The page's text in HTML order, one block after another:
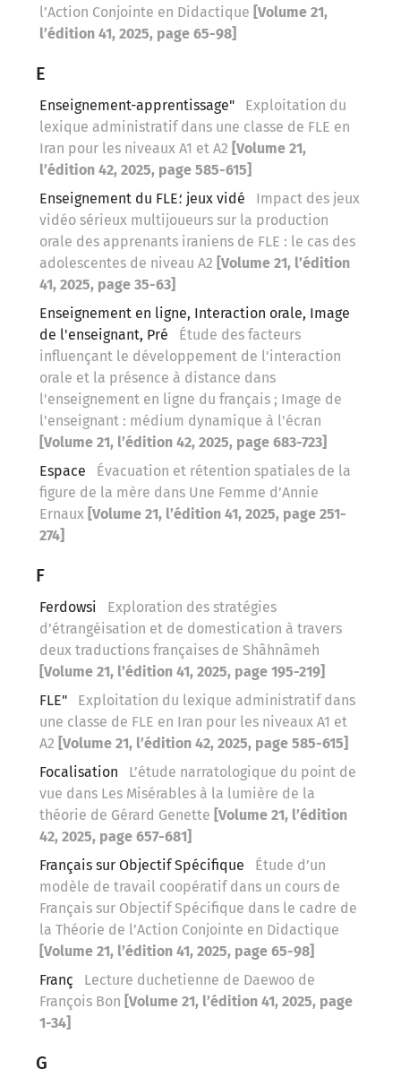
l’Action Conjointe en Didactique [Volume 21,
l’édition 41, 2025, page 65-98]
E
Enseignement-apprentissage"
Exploitation du
lexique administratif dans une classe de FLE en
Iran pour les niveaux A1 et A2 [Volume 21,
l’édition 42, 2025, page 585-615]
Enseignement du FLE؛ jeux vidé
Impact des jeux
vidéo sérieux multijoueurs sur la production
orale des apprenants iraniens de FLE : le cas des
adolescentes de niveau A2 [Volume 21, l’édition
41, 2025, page 35-63]
Enseignement en ligne, Interaction orale, Image
de l'enseignant, Pré
Étude des facteurs
influençant le développement de l'interaction
orale et la présence à distance dans
l'enseignement en ligne du français ; Image de
l'enseignant : médium dynamique à l'écran
[Volume 21, l’édition 42, 2025, page 683-723]
Espace
Évacuation et rétention spatiales de la
figure de la mère dans Une Femme d’Annie
Ernaux [Volume 21, l’édition 41, 2025, page 251-
274]
F
Ferdowsi
Exploration des stratégies
d’étrangéisation et de domestication à travers
deux traductions françaises de Shâhnâmeh
[Volume 21, l’édition 41, 2025, page 195-219]
FLE"
Exploitation du lexique administratif dans
une classe de FLE en Iran pour les niveaux A1 et
A2 [Volume 21, l’édition 42, 2025, page 585-615]
Focalisation
L’étude narratologique du point de
vue dans Les Misérables à la lumière de la
théorie de Gérard Genette [Volume 21, l’édition
42, 2025, page 657-681]
Français sur Objectif Spécifique
Étude d’un
modèle de travail coopératif dans un cours de
Français sur Objectif Spécifique dans le cadre de
la Théorie de l’Action Conjointe en Didactique
[Volume 21, l’édition 41, 2025, page 65-98]
Franç
Lecture duchetienne de Daewoo de
François Bon [Volume 21, l’édition 41, 2025, page
1-34]
G